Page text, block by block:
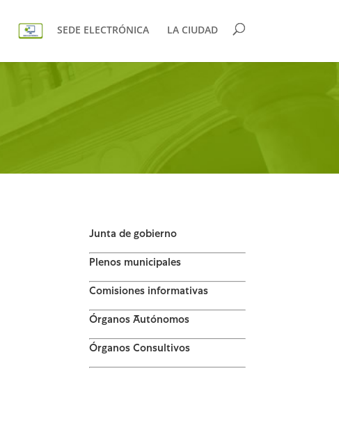
SEDE ELECTRÓNICA LA CIUDAD
Junta de gobierno
Plenos municipales
Comisiones informativas
Órganos Autónomos
Órganos Consultivos